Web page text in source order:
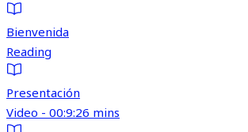
Bienvenida
Reading
Presentación
Video - 00:9:26 mins